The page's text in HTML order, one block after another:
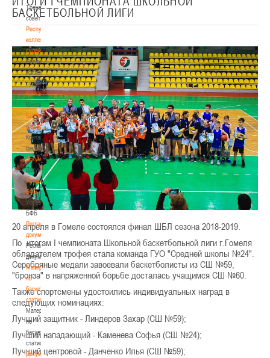
Тренерский
совет
Республиканская
коллегия
судей
Республиканская
коллегия
судей
Контакты
Контакты
Контакты
федерации
Контакты
федерации
Документы
Документы
Устав
БФБ
Устав
БФБ
Регламентирующие
документы
Регламентирующие
документы
Материалы
по
баскетбольной
статистике
Материалы
по
баскетбольной
статистике
Документы
БАСКЕТБОЛЬНОЙ ЛИГИ
20 апреля в Гомеле состоялся финал ШБЛ сезона 2018-2019.
По итогам I чемпионата Школьной баскетбольной лиги г.Гомеля
обладателем трофея стала команда ГУО "Средней школы №24".
Серебряные медали завоевали баскетболисты из СШ №59,
"бронза" в напряженной борьбе досталась учащимся СШ №60.
Также спортсмены удостоились индивидуальных наград в
следующих номинациях:
Лучший защитник - Линдеров Захар (СШ №59);
Лучший нападающий - Каменева Софья (СШ №24);
Лучший центровой - Данченко Илья (СШ №59);